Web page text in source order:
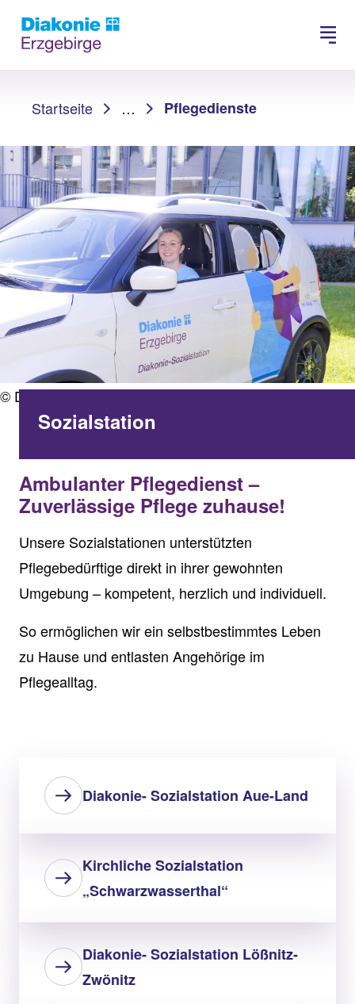
Suchen
Startseite
… Pflegedienste
© DiakonieErzgebirge
Sozialstation
Ambulanter Pflegedienst –
Zuverlässige Pflege zuhause!
Unsere Sozialstationen unterstützten
Pflegebedürftige direkt in ihrer gewohnten
Umgebung – kompetent, herzlich und individuell.
So ermöglichen wir ein selbstbestimmtes Leben
zu Hause und entlasten Angehörige im
Pflegealltag.
Diakonie- Sozialstation Aue-Land
Kirchliche Sozialstation
„Schwarzwasserthal“
Diakonie- Sozialstation Lößnitz-
Zwönitz